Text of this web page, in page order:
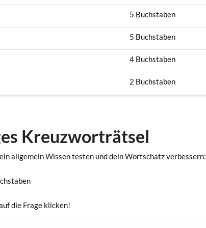
5 Buchstaben
5 Buchstaben
4 Buchstaben
2 Buchstaben
Kreuzworträtsel
allgemein Wissen testen und dein Wortschatz verbessern:
die Frage klicken!